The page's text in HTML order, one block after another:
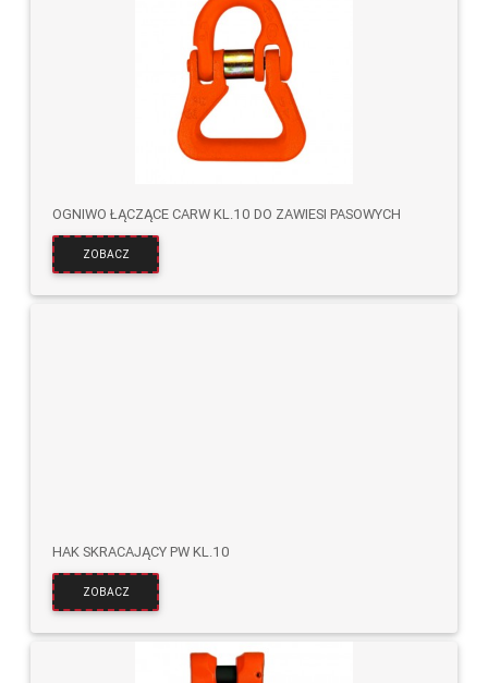
OGNIWO ŁĄCZĄCE CARW KL.10 DO ZAWIESI PASOWYCH
ZOBACZ
HAK SKRACAJĄCY PW KL.10
ZOBACZ